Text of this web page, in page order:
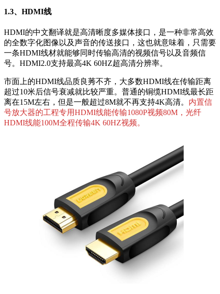
1.3、HDMI线
HDMI的中文翻译就是高清晰度多媒体接口，是一种非常高效
的全数字化图像以及声音的传送接口，这也就意味着，只需要
一条HDMI线材就能够同时传输高清的视频信号以及音频信
号。HDMI2.0支持最高4K 60HZ超高清分辨率。
市面上的HDMI线品质良莠不齐，大多数HDMI线在传输距离
超过10米后信号衰减就比较严重。普通的铜缆HDMI线最长距
离在15M左右，但是一般超过8M就不再支持4K高清。 内置信
号放大器的工程专用HDMI线能传输1080P视频80M，光纤
HDMI线能100M全程传输4K 60HZ视频。